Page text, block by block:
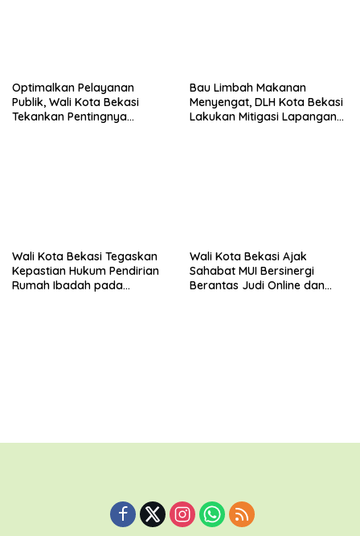
Optimalkan Pelayanan
Publik, Wali Kota Bekasi
Tekankan Pentingnya
Bau Limbah Makanan
Menyengat, DLH Kota Bekasi
Lakukan Mitigasi Lapangan
Wali Kota Bekasi Tegaskan
Kepastian Hukum Pendirian
Rumah Ibadah pada
Wali Kota Bekasi Ajak
Sahabat MUI Bersinergi
Berantas Judi Online dan